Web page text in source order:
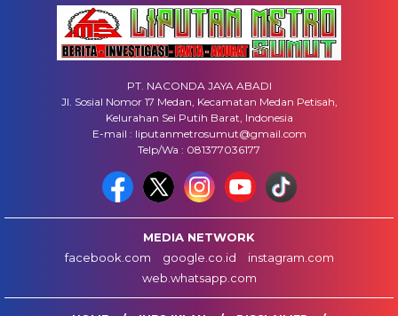
PT. NACONDA JAYA ABADI
Jl. Sosial Nomor 17 Medan, Kecamatan Medan Petisah,
Kelurahan Sei Putih Barat, Indonesia
E-mail : liputanmetrosumut@gmail.com
Telp/Wa : 081377036177
MEDIA NETWORK
facebook.com
google.co.id
instagram.com
web.whatsapp.com